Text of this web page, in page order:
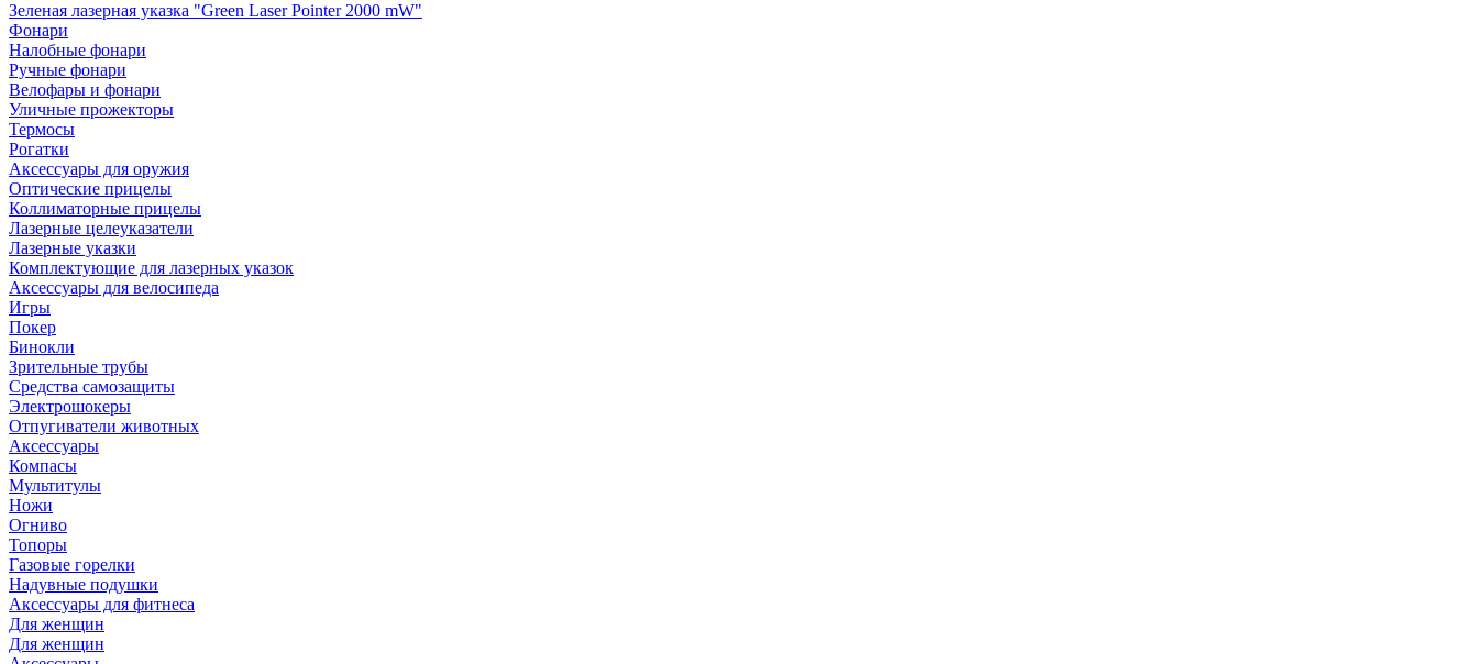
Зеленая лазерная указка "Green Laser Pointer 2000 mW"
Фонари
Налобные фонари
Ручные фонари
Велофары и фонари
Уличные прожекторы
Термосы
Рогатки
Аксессуары для оружия
Оптические прицелы
Коллиматорные прицелы
Лазерные целеуказатели
Лазерные указки
Комплектующие для лазерных указок
Аксессуары для велосипеда
Игры
Покер
Бинокли
Зрительные трубы
Средства самозащиты
Электрошокеры
Отпугиватели животных
Аксессуары
Компасы
Мультитулы
Ножи
Огниво
Топоры
Газовые горелки
Надувные подушки
Аксессуары для фитнеса
Для женщин
Для женщин